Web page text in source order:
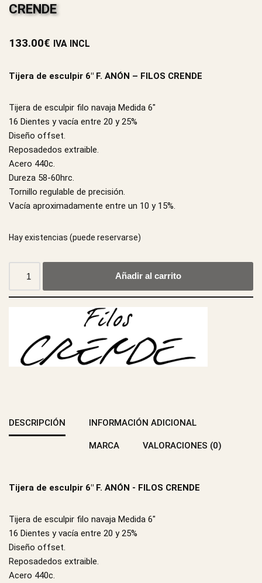
CRENDE
133.00€ IVA INCL
Tijera de esculpir 6″ F. ANÓN – FILOS CRENDE
Tijera de esculpir filo navaja Medida 6″
16 Dientes y vacía entre 20 y 25%
Diseño offset.
Reposadedos extraible.
Acero 440c.
Dureza 58-60hrc.
Tornillo regulable de precisión.
Vacía aproximadamente entre un 10 y 15%.
Hay existencias (puede reservarse)
Añadir al carrito
DESCRIPCIÓN INFORMACIÓN ADICIONAL
MARCA VALORACIONES (0)
Tijera de esculpir 6″ F. ANÓN - FILOS CRENDE
Tijera de esculpir filo navaja Medida 6"
16 Dientes y vacía entre 20 y 25%
Diseño offset.
Reposadedos extraible.
Acero 440c.